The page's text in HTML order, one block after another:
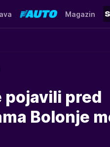
Magazin
pojavili pred
Bolonje